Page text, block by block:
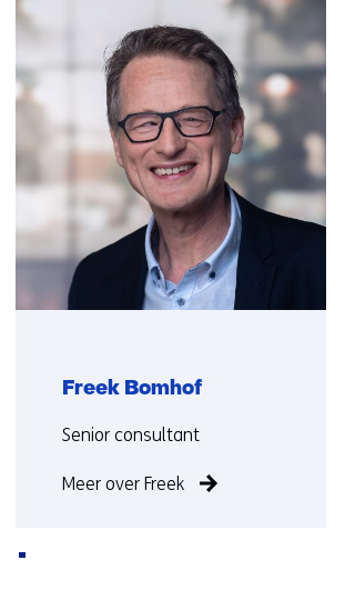
navigatie
over
(Neem
contact
met
ons
op)
Freek Bomhof
Functie:
Senior consultant
Meer over Freek